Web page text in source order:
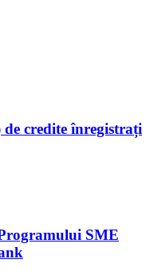
credite înregistrați
SME